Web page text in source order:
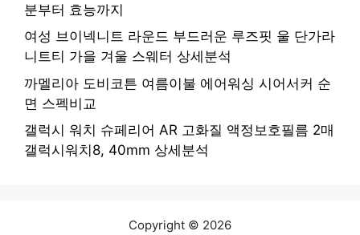
분부터 효능까지
여성 브이넥니트 라운드 부드러운 루즈핏 울 단가라
니트티 가을 겨울 스웨터 상세분석
까멜리아 도비코튼 여름이불 에어워싱 시어서커 순
면 스펙비교
갤럭시 워치 슈페리어 AR 고화질 액정보호필름 2매
갤럭시워치8, 40mm 상세분석
Copyright © 2026